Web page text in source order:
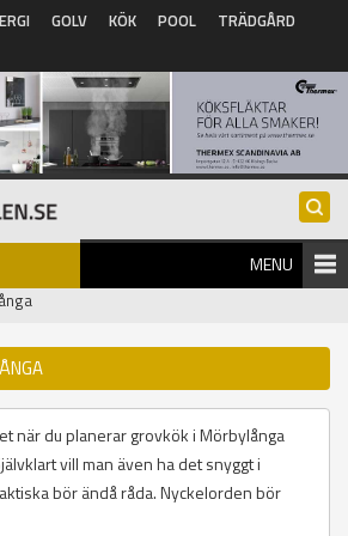
GOLV KÖK POOL
TRÄDGÅRD
MENU
när du planerar grovkök i Mörbylånga
vill man även ha det snyggt i
bör ändå råda. Nyckelorden bör